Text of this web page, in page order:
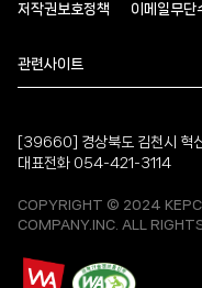
저작권보호정책 이메일무단
관련사이트
[39660] 경상북도 김천시 혁
대표전화 054-421-3114
COPYRIGHT © 2024
COMPANY.INC. ALL